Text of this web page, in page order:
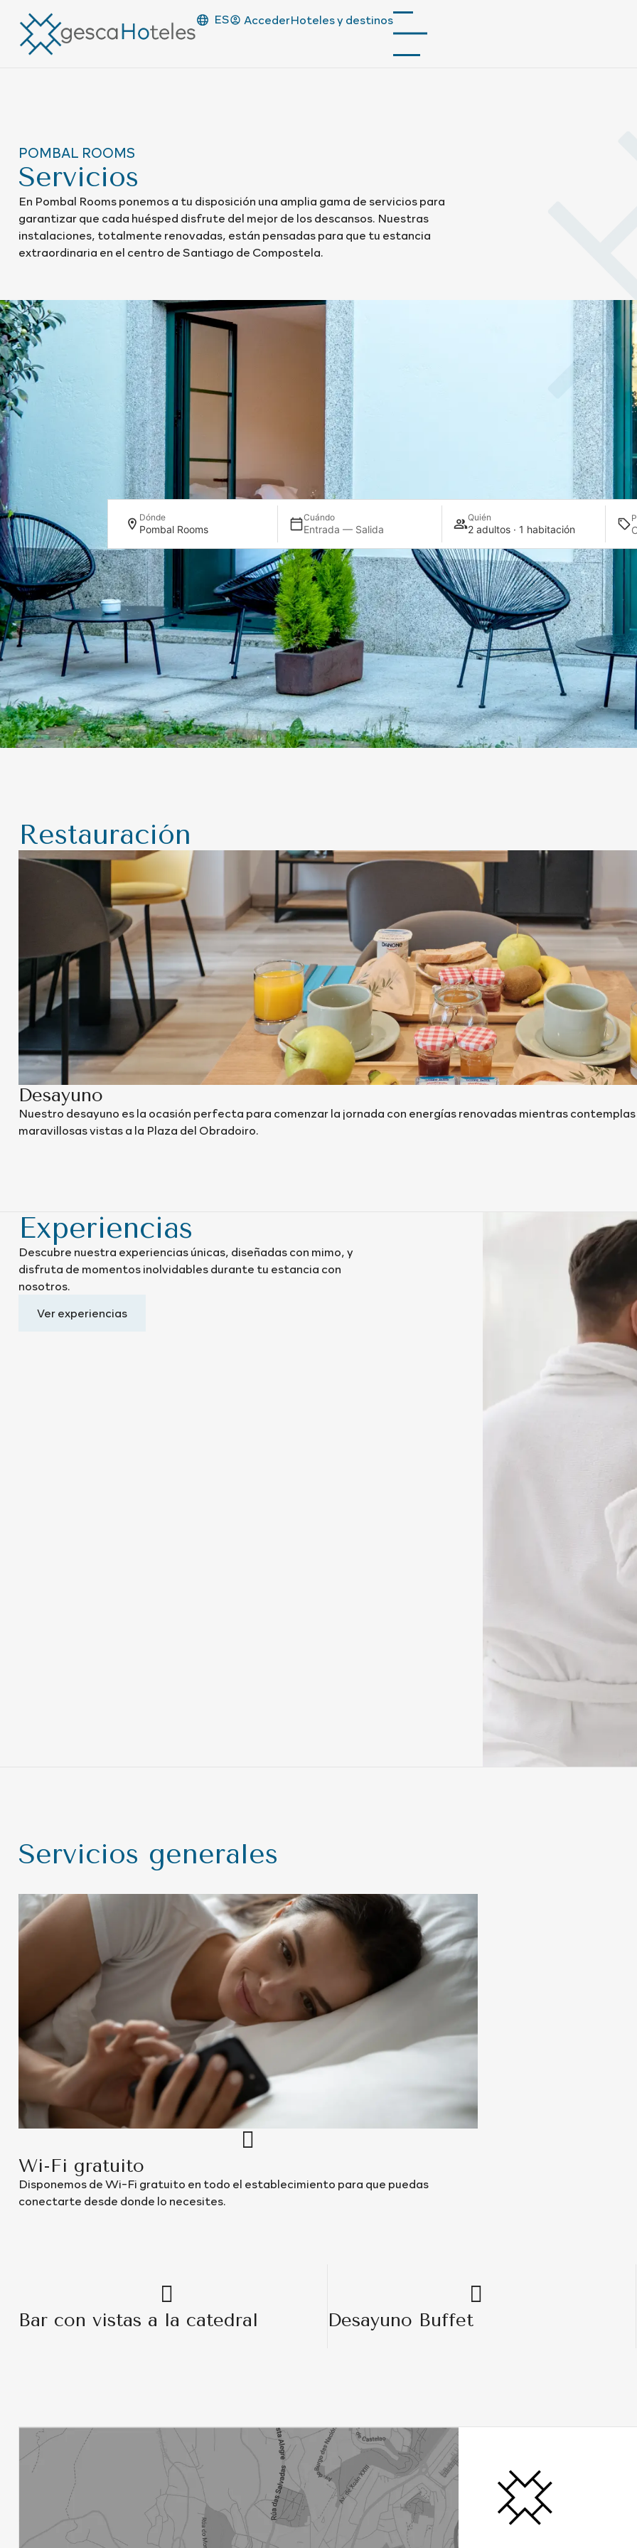
ES AccederHoteles y destinos
POMBAL ROOMS
Servicios
En Pombal Rooms ponemos a tu disposición una amplia gama de servicios para
garantizar que cada huésped disfrute del mejor de los descansos. Nuestras
instalaciones, totalmente renovadas, están pensadas para que tu estancia
extraordinaria en el centro de Santiago de Compostela.
Dónde
Pombal Rooms
Cuándo
Entrada — Salida
Quién
2 adultos · 1 habitación
Restauración
Desayuno
Nuestro desayuno es la ocasión perfecta para comenzar la jornada con energías renovadas mientras
maravillosas vistas a la Plaza del Obradoiro.
Experiencias
Descubre nuestra experiencias únicas, diseñadas con mimo, y
disfruta de momentos inolvidables durante tu estancia con
nosotros.
Ver experiencias
Servicios generales
Wi-Fi gratuito
Disponemos de Wi-Fi gratuito en todo el establecimiento para que puedas
conectarte desde donde lo necesites.
Bar con vistas a la catedral Desayuno Buffet